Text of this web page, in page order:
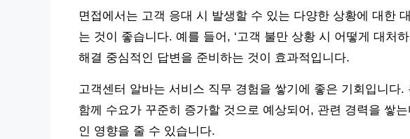
면접에서는 고객 응대 시 발생할 수 있는 다양한 상황에 대한
는 것이 좋습니다. 예를 들어, ‘고객 불만 상황 시 어떻게 대처
해결 중심적인 답변을 준비하는 것이 효과적입니다.
고객센터 알바는 서비스 직무 경험을 쌓기에 좋은 기회입니다
함께 수요가 꾸준히 증가할 것으로 예상되어, 관련 경력을 쌓
인 영향을 줄 수 있습니다.